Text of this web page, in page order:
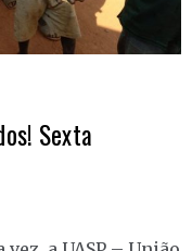
Sexta